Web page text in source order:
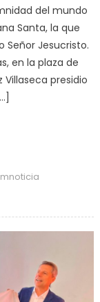
del mundo
Santa, la que
Señor Jesucristo.
en la plaza de
Villaseca presidio